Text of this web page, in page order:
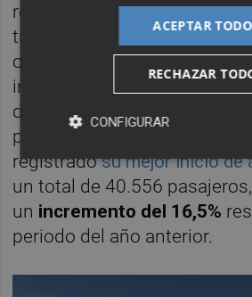
reafirmado el compromiso
trabajando para continuar
constante crecimiento en
infraestructura que es
desarrollo de nuestro
primer trimestre de 2026, el
registradosu mejor inicio de
un total de 40.556
un incremento del 16,5%
periodo del año anterior.
ACEPTAR TODO
RECHAZAR
CONFIGURAR